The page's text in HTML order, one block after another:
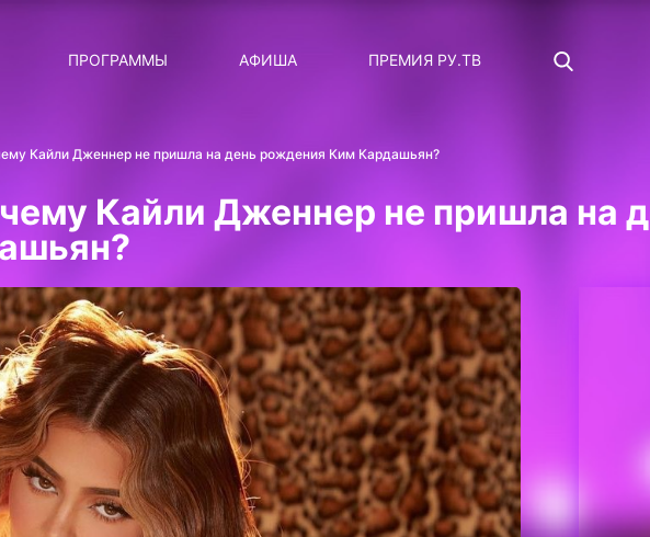
ПРОГРАММЫ
СТАТУС: В СЕТИ
СИЯЙ ПО-ЗВЁЗДНОМУ
ЛИЧНЫЙ ВОПРОС
ДОТЯНИСЬ ДО ЗВЁЗД
АФИША ПРЕМИЯ РУ.ТВ
Кайли Дженнер не пришла на день рождения Ким Кардашьян?
Кайли Дженнер не пришла на